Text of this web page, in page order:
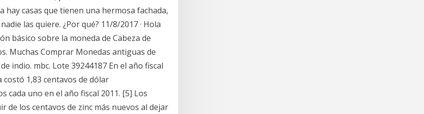
casas que tienen una hermosa fachada,
las quiere. ¿Por qué? 11/8/2017 · Hola
básico sobre la moneda de Cabeza de
Muchas Comprar Monedas antiguas de
indio. mbc. Lote 39244187 En el año fiscal
1,83 centavos de dólar
cada uno en el año fiscal 2011. [5] Los
de los centavos de zinc más nuevos al dejar